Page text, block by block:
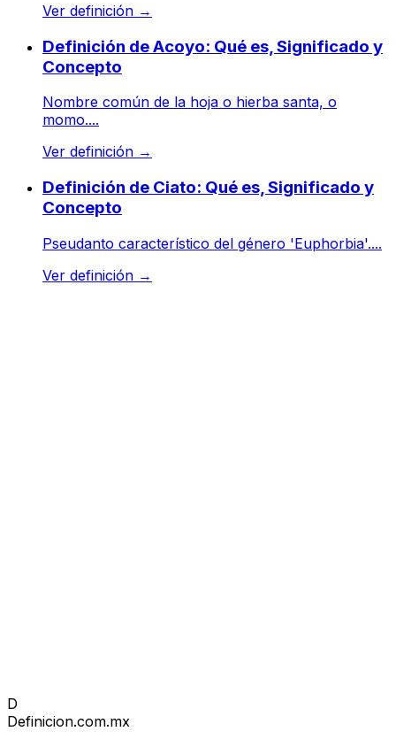
Ver definición →
Definición de Acoyo: Qué es, Significado y
Concepto
Nombre común de la hoja o hierba santa, o
momo....
Ver definición →
Definición de Ciato: Qué es, Significado y
Concepto
Pseudanto característico del género 'Euphorbia'....
Ver definición →
D
Definicion.com.mx